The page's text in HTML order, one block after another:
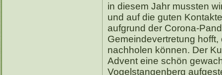
in diesem Jahr mussten
und auf die guten
aufgrund der Corona-
Gemeindevertretung
nachholen können. Der
Advent eine schön
Vogelstangenberg